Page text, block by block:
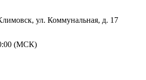
ул. Коммунальная, д. 17
(МСК)